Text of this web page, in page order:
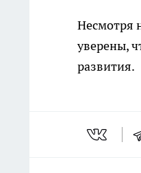
Несмотря
уверены,
развития.